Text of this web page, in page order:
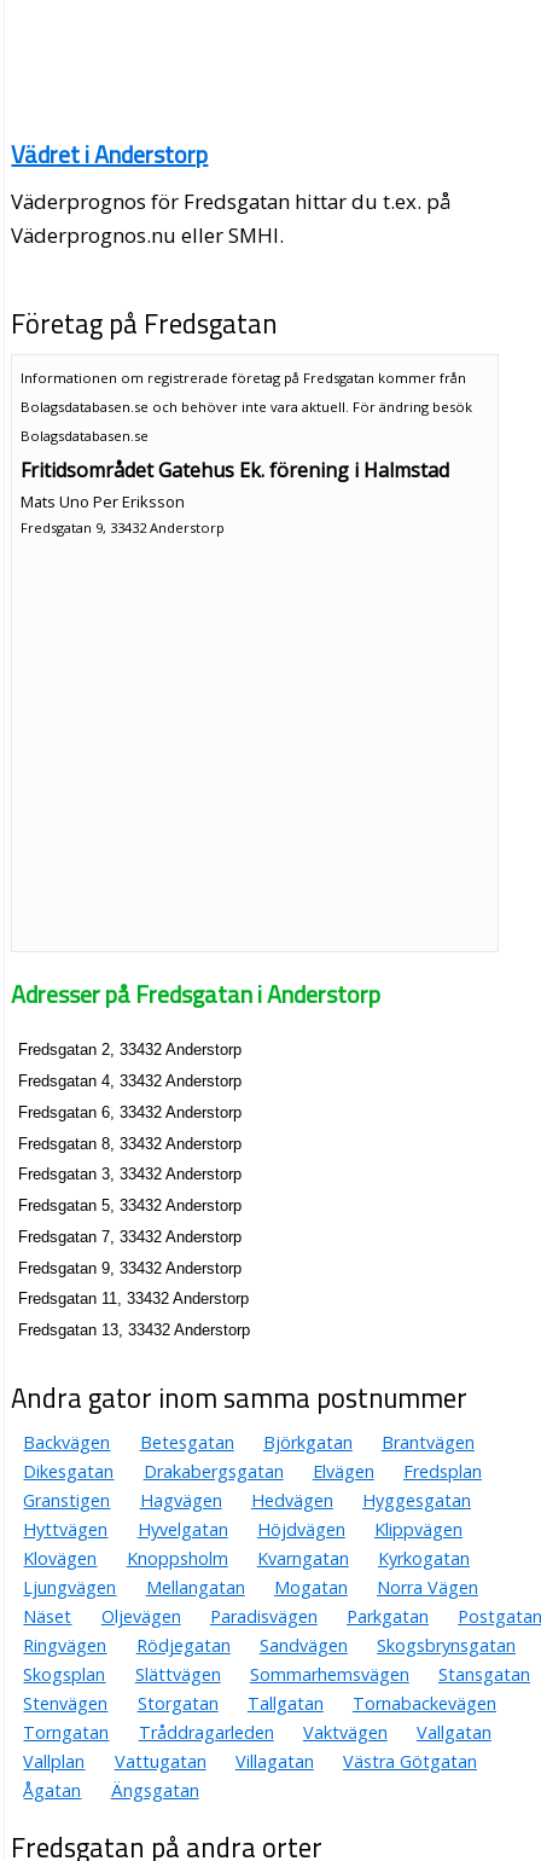
Vädret i Anderstorp
Väderprognos för Fredsgatan hittar du t.ex. på
Väderprognos.nu eller SMHI.
Företag på Fredsgatan
Informationen om registrerade företag på Fredsgatan kommer från
Bolagsdatabasen.se och behöver inte vara aktuell. För ändring besök
Bolagsdatabasen.se
Fritidsområdet Gatehus Ek. förening i Halmstad
Mats Uno Per Eriksson
Fredsgatan 9, 33432 Anderstorp
Adresser på Fredsgatan i Anderstorp
Fredsgatan 2, 33432 Anderstorp
Fredsgatan 4, 33432 Anderstorp
Fredsgatan 6, 33432 Anderstorp
Fredsgatan 8, 33432 Anderstorp
Fredsgatan 3, 33432 Anderstorp
Fredsgatan 5, 33432 Anderstorp
Fredsgatan 7, 33432 Anderstorp
Fredsgatan 9, 33432 Anderstorp
Fredsgatan 11, 33432 Anderstorp
Fredsgatan 13, 33432 Anderstorp
Andra gator inom samma postnummer
Backvägen Betesgatan Björkgatan
Brantvägen
Dikesgatan
Drakabergsgatan Elvägen
Fredsplan
Granstigen
Hagvägen Hedvägen
Hyggesgatan
Hyttvägen
Hyvelgatan Höjdvägen
Klippvägen
Klovägen
Knoppsholm Kvarngatan
Kyrkogatan
Ljungvägen
Mellangatan Mogatan
Norra Vägen
Näset
Oljevägen Paradisvägen Parkgatan
Ringvägen
Rödjegatan Sandvägen
Skogsbrynsgatan
Skogsplan
Slättvägen Sommarhemsvägen
Stansgatan
Stenvägen
Storgatan Tallgatan
Tornabackevägen
Torngatan
Tråddragarleden Vaktvägen
Vallgatan
Vallplan
Vattugatan Villagatan
Västra Götgatan
Ågatan
Ängsgatan
Fredsgatan på andra orter